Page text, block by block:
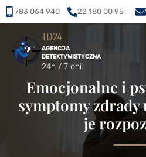
783 064 940 22 180 00 95
TD24
AGENCJA
DETEKTYWISTYCZNA
24h / 7 dni
Emocjonalne i
symptomy zdrady
je